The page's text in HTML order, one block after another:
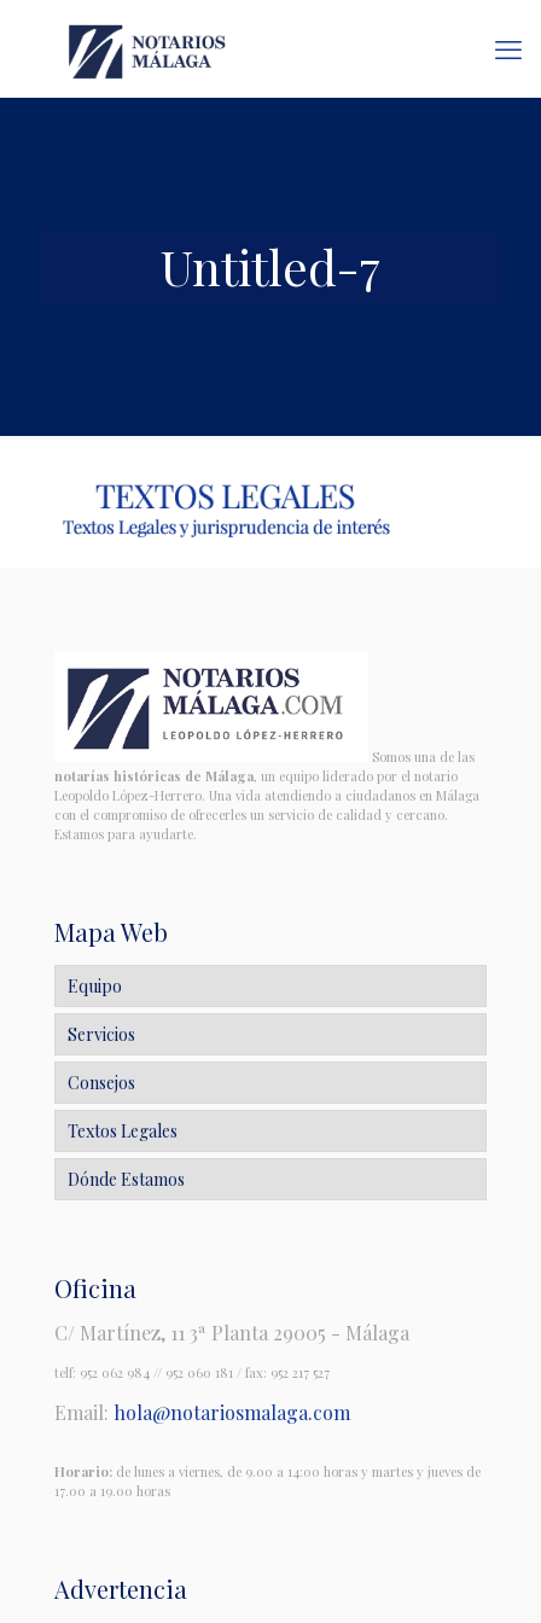
Untitled-7
Somos una de las
notarías históricas de Málaga, un equipo liderado por el notario
Leopoldo López-Herrero. Una vida atendiendo a ciudadanos en Málaga
con el compromiso de ofrecerles un servicio de calidad y cercano.
Estamos para ayudarte.
Mapa Web
Equipo
Servicios
Consejos
Textos Legales
Dónde Estamos
Oficina
C/ Martínez, 11 3ª Planta 29005 - Málaga
telf: 952 062 984 // 952 060 181 / fax: 952 217 527
Email: hola@notariosmalaga.com
Horario: de lunes a viernes, de 9.00 a 14:00 horas y martes y jueves de
17.00 a 19.00 horas
Advertencia